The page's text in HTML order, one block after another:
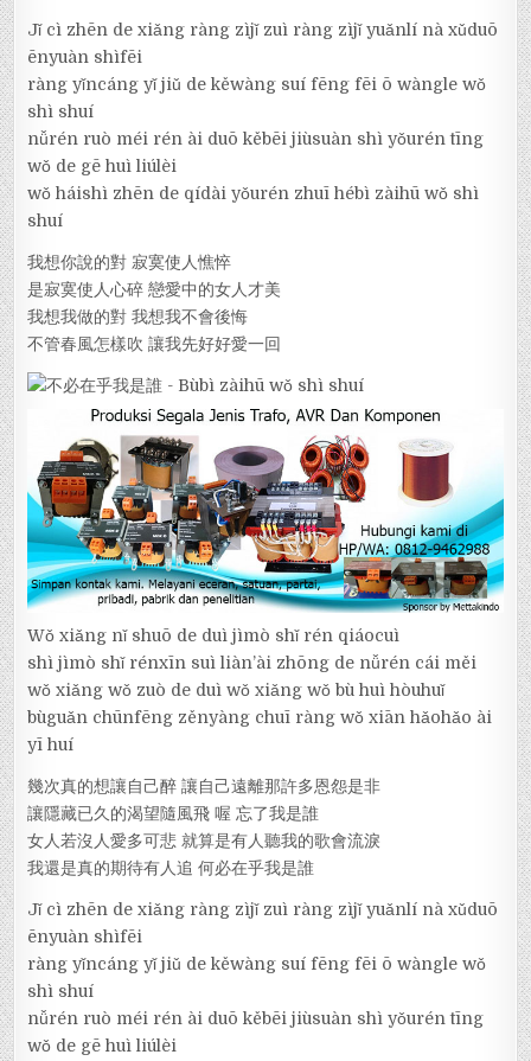
Jǐ cì zhēn de xiǎng ràng zìjǐ zuì ràng zìjǐ yuǎnlí nà xǔduō
ēnyuàn shìfēi
ràng yǐncáng yǐ jiǔ de kěwàng suí fēng fēi ō wàngle wǒ
shì shuí
nǚrén ruò méi rén ài duō kěbēi jiùsuàn shì yǒurén tīng
wǒ de gē huì liúlèi
wǒ háishì zhēn de qídài yǒurén zhuī hébì zàihū wǒ shì
shuí
我想你說的對 寂寞使人憔悴
是寂寞使人心碎 戀愛中的女人才美
我想我做的對 我想我不會後悔
不管春風怎樣吹 讓我先好好愛一回
Wǒ xiǎng nǐ shuō de duì jìmò shǐ rén qiáocuì
shì jìmò shǐ rénxīn suì liàn’ài zhōng de nǚrén cái měi
wǒ xiǎng wǒ zuò de duì wǒ xiǎng wǒ bù huì hòuhuǐ
bùguǎn chūnfēng zěnyàng chuī ràng wǒ xiān hǎohǎo ài
yī huí
幾次真的想讓自己醉 讓自己遠離那許多恩怨是非
讓隱藏已久的渴望隨風飛 喔 忘了我是誰
女人若沒人愛多可悲 就算是有人聽我的歌會流淚
我還是真的期待有人追 何必在乎我是誰
Jǐ cì zhēn de xiǎng ràng zìjǐ zuì ràng zìjǐ yuǎnlí nà xǔduō
ēnyuàn shìfēi
ràng yǐncáng yǐ jiǔ de kěwàng suí fēng fēi ō wàngle wǒ
shì shuí
nǚrén ruò méi rén ài duō kěbēi jiùsuàn shì yǒurén tīng
wǒ de gē huì liúlèi